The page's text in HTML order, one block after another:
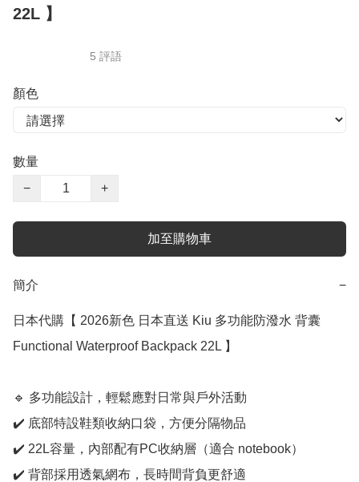
22L 】
5 評語
顏色
數量
−
+
加至購物車
簡介 −
日本代購【 2026新色 日本直送 Kiu 多功能防潑水 背囊
Functional Waterproof Backpack 22L 】﻿
🔹 多功能設計，輕鬆應對日常與戶外活動
✔️ 底部特設鞋類收納口袋，方便分隔物品
✔️ 22L容量，內部配有PC收納層（適合 notebook）
✔️ 背部採用透氣網布，長時間背負更舒適